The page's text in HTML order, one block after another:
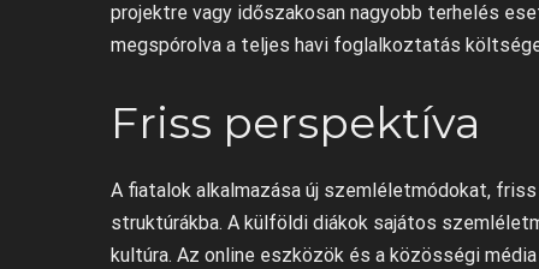
projektre vagy időszakosan nagyobb terhelés
megspórolva a teljes havi foglalkoztatás
Friss perspektíva
A fiatalok alkalmazása új szemléletmódokat,
struktúrákba. A külföldi diákok sajátos
kultúra. Az online eszközök és a közösségi